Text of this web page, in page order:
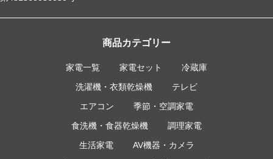
商品カテゴリー
家電一覧 家電セット
冷蔵庫
洗濯機・衣類乾燥機
テレビ
エアコン
季節・空調家電
食洗機・食器乾燥機
調理家電
生活家電
AV機器・カメラ